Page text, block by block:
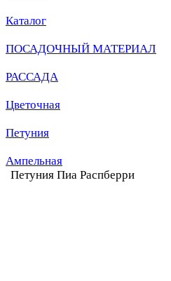
Каталог
ПОСАДОЧНЫЙ МАТЕРИАЛ
РАССАДА
Цветочная
Петуния
Ампельная
Петуния Пиа Распберри